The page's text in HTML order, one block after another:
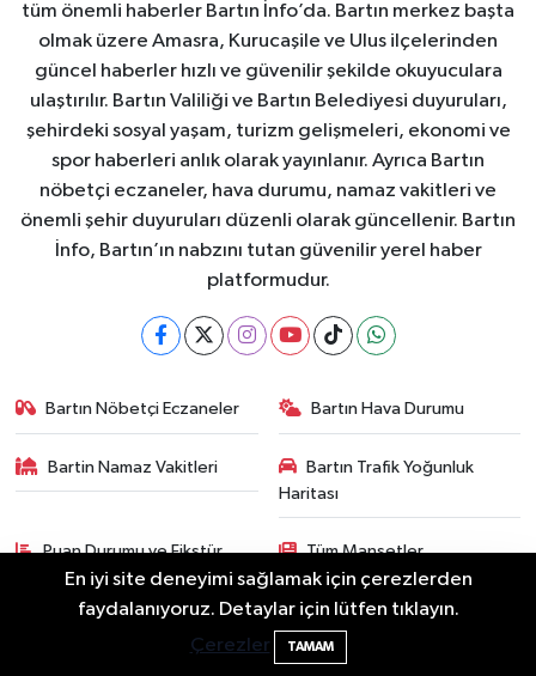
tüm önemli haberler Bartın İnfo’da. Bartın merkez başta
olmak üzere Amasra, Kurucaşile ve Ulus ilçelerinden
güncel haberler hızlı ve güvenilir şekilde okuyuculara
ulaştırılır. Bartın Valiliği ve Bartın Belediyesi duyuruları,
şehirdeki sosyal yaşam, turizm gelişmeleri, ekonomi ve
spor haberleri anlık olarak yayınlanır. Ayrıca Bartın
nöbetçi eczaneler, hava durumu, namaz vakitleri ve
önemli şehir duyuruları düzenli olarak güncellenir. Bartın
İnfo, Bartın’ın nabzını tutan güvenilir yerel haber
platformudur.
Bartın Nöbetçi Eczaneler Bartın Hava Durumu
Bartin Namaz Vakitleri
Bartın Trafik Yoğunluk
Haritası
Puan Durumu ve Fikstür Tüm Manşetler
Son Dakika Haberleri Haber Arşivi
En iyi site deneyimi sağlamak için çerezlerden
faydalanıyoruz. Detaylar için lütfen tıklayın.
Çerezler
TAMAM
22:47 Festivalde at yarışında kaza: 2 at öldü, 1